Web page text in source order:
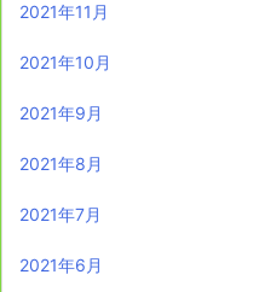
2021年11月
2021年10月
2021年9月
2021年8月
2021年7月
2021年6月